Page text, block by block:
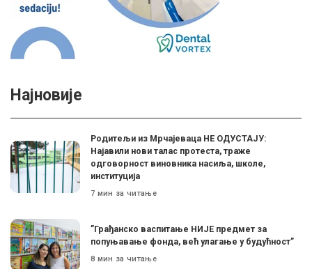
Најновије
Родитељи из Мрчајеваца НЕ ОДУСТАЈУ:
Најавили нови талас протеста, траже
одговорност виновника насиља, школе,
институција
7 мин за читање
”Грађанско васпитање НИЈЕ предмет за
попуњавање фонда, већ улагање у будућност”
8 мин за читање